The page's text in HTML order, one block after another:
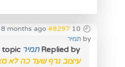
10 years 8 months ago
#8297
by תמיר
Replied by תמיר on topic
עיצוב גרף שעד כה לא